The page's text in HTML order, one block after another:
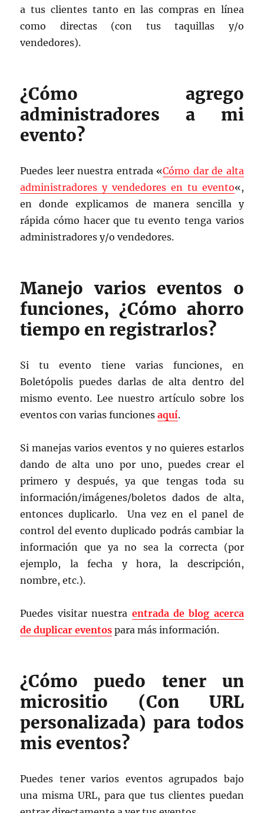
a tus clientes tanto en las compras en línea
como directas (con tus taquillas y/o
vendedores).
¿Cómo agrego
administradores a mi
evento?
Puedes leer nuestra entrada «Cómo dar de alta
administradores y vendedores en tu evento«,
en donde explicamos de manera sencilla y
rápida cómo hacer que tu evento tenga varios
administradores y/o vendedores.
Manejo varios eventos o
funciones, ¿Cómo ahorro
tiempo en registrarlos?
Si tu evento tiene varias funciones, en
Boletópolis puedes darlas de alta dentro del
mismo evento. Lee nuestro artículo sobre los
eventos con varias funcionesaquí.
Si manejas varios eventos y no quieres estarlos
dando de alta uno por uno, puedes crear el
primero y después, ya que tengas toda su
información/imágenes/boletos dados de alta,
entonces duplicarlo. Una vez en el panel de
control del evento duplicado podrás cambiar la
información que ya no sea la correcta (por
ejemplo, la fecha y hora, la descripción,
nombre, etc.).
Puedes visitar nuestra entrada de blog acerca
de duplicar eventos para más información.
¿Cómo puedo tener un
micrositio (Con URL
personalizada) para todos
mis eventos?
Puedes tener varios eventos agrupados bajo
una misma URL, para que tus clientes puedan